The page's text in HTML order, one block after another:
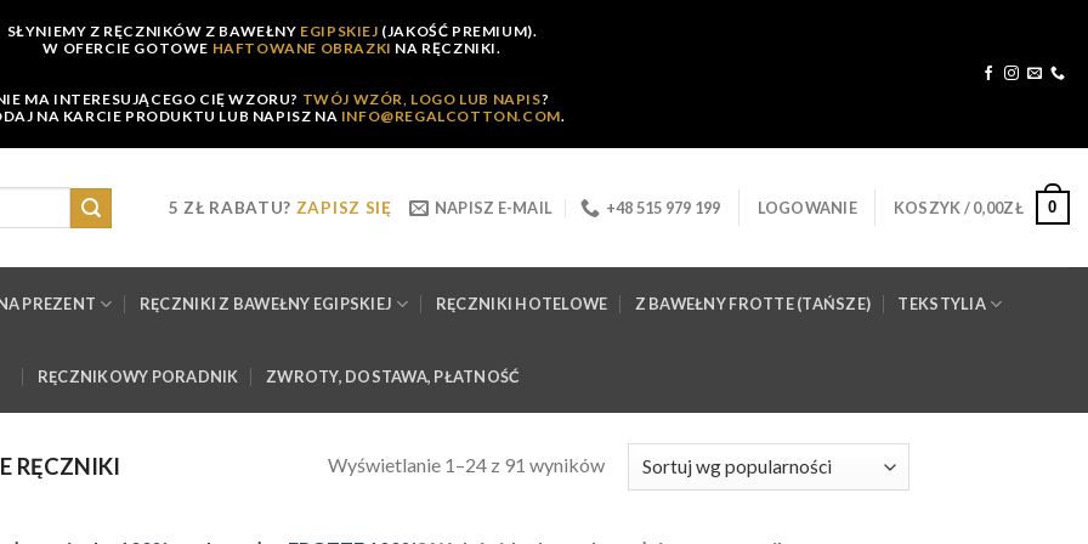
SŁYNIEMY Z RĘCZNIKÓW Z BAWEŁNY EGIPSKIEJ (JAKOŚĆ PREMIUM).
W OFERCIE GOTOWE HAFTOWANE OBRAZKI NA RĘCZNIKI.
MA INTERESUJĄCEGO CIĘ WZORU? TWÓJ WZÓR, LOGO LUB NAPIS?
NA KARCIE PRODUKTU LUB NAPISZ NA INFO@REGALCOTTON.COM.
5 ZŁ RABATU? ZAPISZ SIĘ NAPISZ E-MAIL +48 515 979 199 LOGOWANIE KOSZYK /0,00ZŁ 0
PREZENT RĘCZNIKI Z BAWEŁNY EGIPSKIEJ RĘCZNIKI HOTELOWE Z BAWEŁNY FROTTE (TAŃSZE) TEKSTYLIA
RĘCZNIKOWY PORADNIK ZWROTY, DOSTAWA, PŁATNOŚĆ
RĘCZNIKI Wyświetlanie 1–24 z 91 wyników